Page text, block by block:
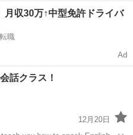
月収30万↑中型免許ドライバ
職
Ad
話クラス！
12月20日